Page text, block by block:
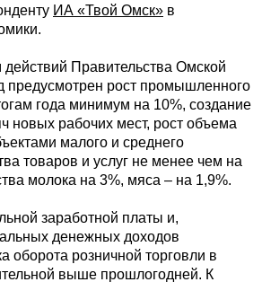
ИА «Твой Омск» в
Правительства Омской
предусмотрен рост промышленного
года минимум на 10%, создание
новых рабочих мест, рост объема
малого и среднего
товаров и услуг не менее чем на
молока на 3%, мяса – на 1,9%.
заработной платы и,
денежных доходов
оборота розничной торговли в
выше прошлогодней. К